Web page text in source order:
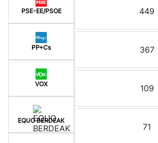
PSE-EE/PSOE
PP+Cs
VOX
EQUO BERDEAK
449
367
109
71